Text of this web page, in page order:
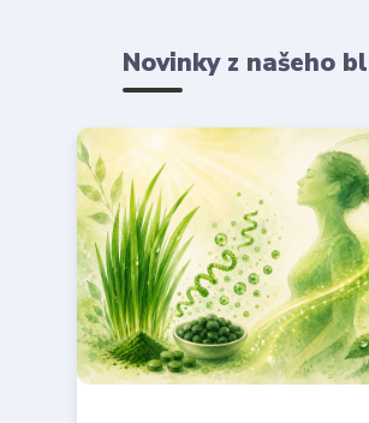
Novinky z našeho